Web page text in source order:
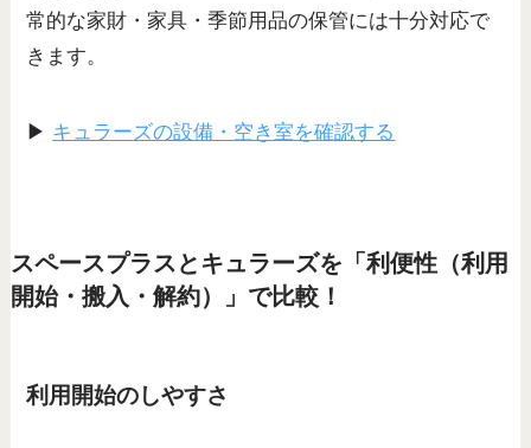
常的な家財・家具・季節用品の保管には十分対応で
きます。
▶ キュラーズの設備・空き室を確認する
スペースプラスとキュラーズを「利便性（利用
開始・搬入・解約）」で比較！
利用開始のしやすさ